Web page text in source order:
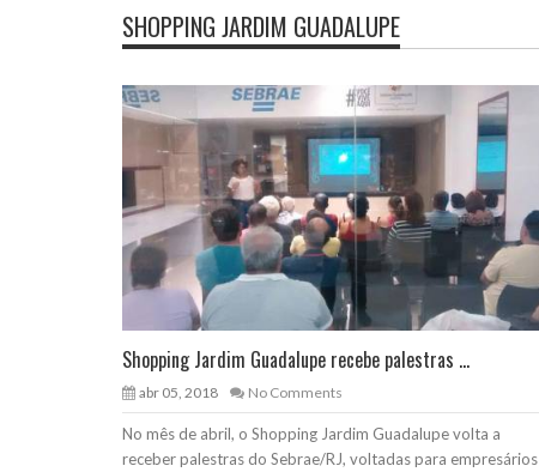
SHOPPING JARDIM GUADALUPE
Shopping Jardim Guadalupe recebe palestras ...
abr 05, 2018 No Comments
No mês de abril, o Shopping Jardim Guadalupe volta a
receber palestras do Sebrae/RJ, voltadas para empresários